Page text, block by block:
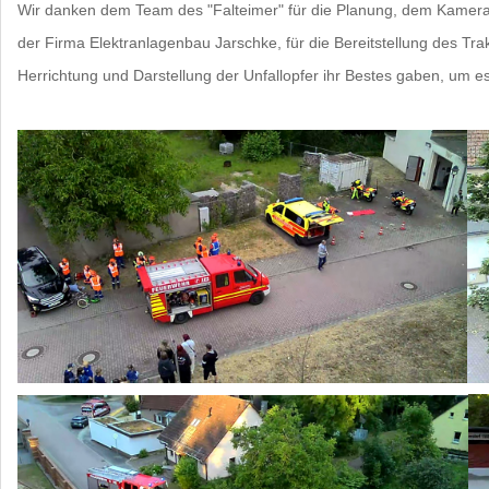
Wir danken dem Team des "Falteimer" für die Planung, dem
der Firma Elektranlagenbau Jarschke, für die Bereitstellung des
Herrichtung und Darstellung der Unfallopfer ihr Bestes gaben, um